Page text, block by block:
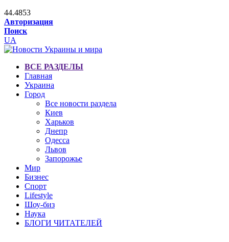
44.4853
Авторизация
Поиск
UA
ВСЕ РАЗДЕЛЫ
Главная
Украина
Город
Все новости раздела
Киев
Харьков
Днепр
Одесса
Львов
Запорожье
Мир
Бизнес
Спорт
Lifestyle
Шоу-биз
Наука
БЛОГИ ЧИТАТЕЛЕЙ